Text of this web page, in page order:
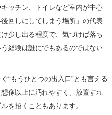
ッチン、トイレなど室内が中心
回しにしてしまう場所」の代表
少し出る程度で、気づけば落ち
経験は誰にでもあるのではない
“もうひとつの出入口”とも言える
像以上に汚れやすく、放置すれ
を招くこともあります。